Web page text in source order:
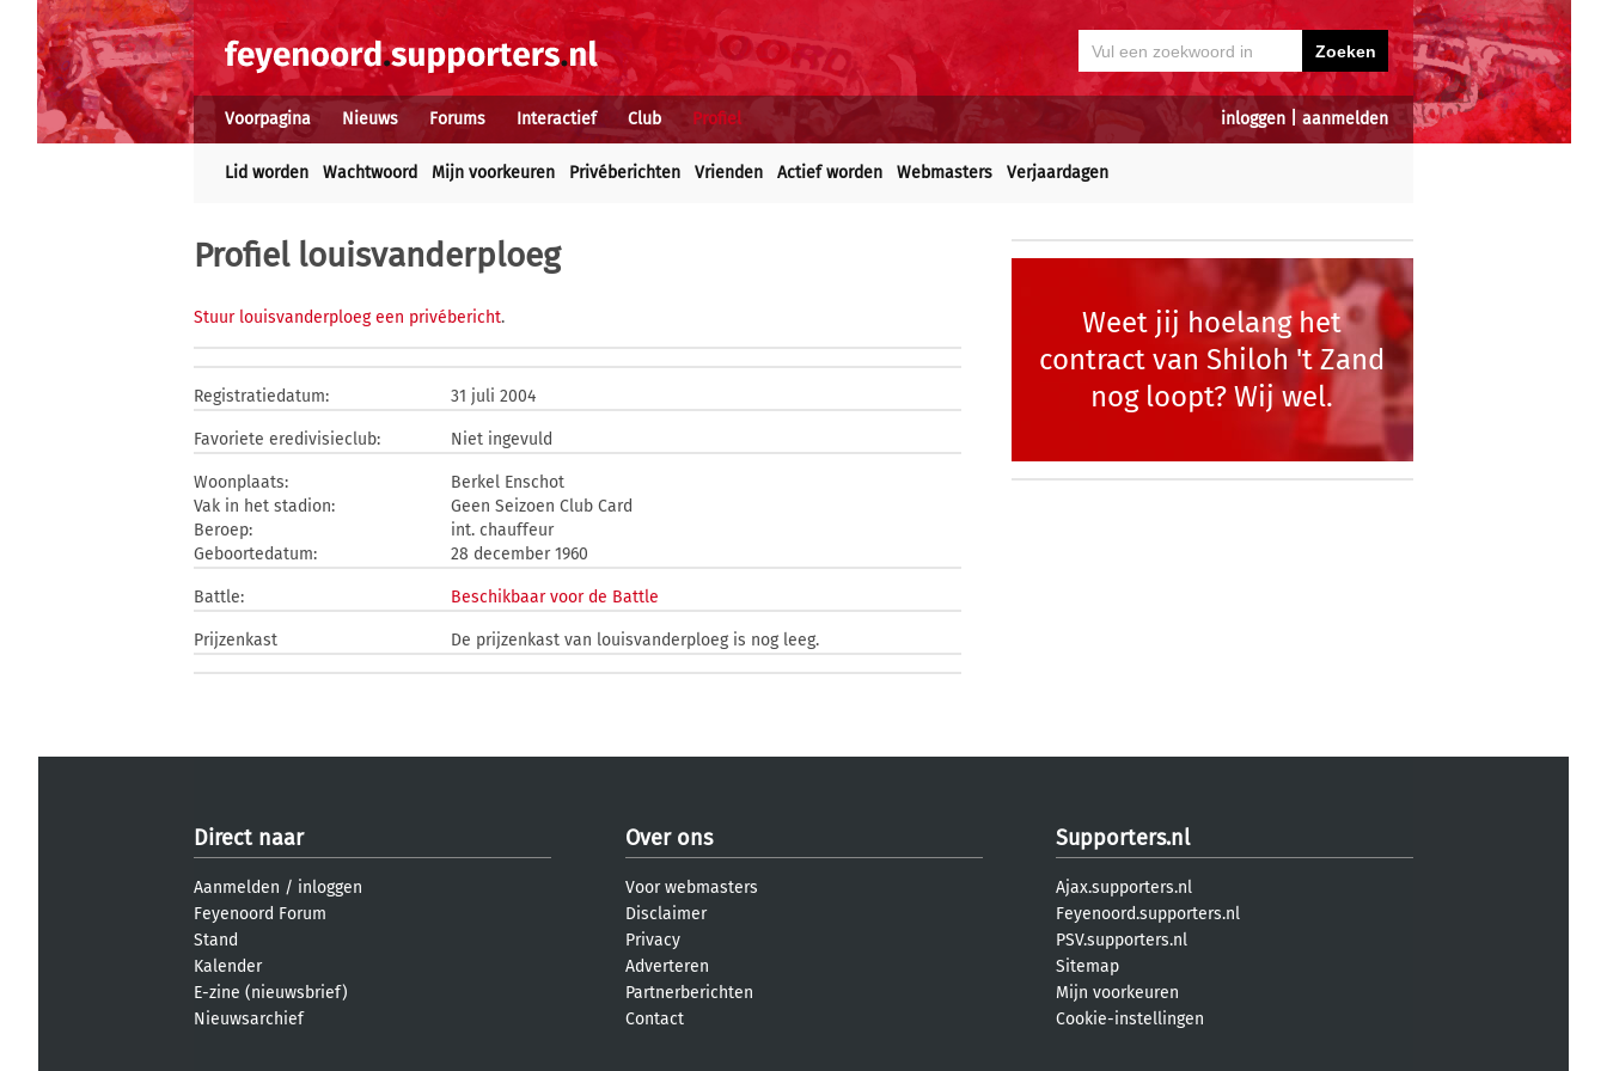
inloggen aanmelden
Voorpagina Nieuws Forums Interactief Club Profiel
Lid worden Wachtwoord Mijn voorkeuren Privéberichten Vrienden Actief worden Webmasters Verjaardagen
Profiel louisvanderploeg
Stuur louisvanderploeg een privébericht.
Registratiedatum: 31 juli 2004
Favoriete eredivisieclub: Niet ingevuld
Woonplaats:
Berkel Enschot
Vak in het stadion:
Geen Seizoen Club Card
Beroep:
int. chauffeur
Geboortedatum:
28 december 1960
Battle: Beschikbaar voor de Battle
Prijzenkast De prijzenkast van louisvanderploeg is nog leeg.
Weet jij hoelang het
contract van Shiloh 't Zand
nog loopt? Wij wel.
Direct naar
Aanmelden / inloggen
Feyenoord Forum
Stand
Kalender
E-zine (nieuwsbrief)
Nieuwsarchief
Over ons
Voor webmasters
Disclaimer
Privacy
Adverteren
Partnerberichten
Contact
Supporters.nl
Ajax.supporters.nl
Feyenoord.supporters.nl
PSV.supporters.nl
Sitemap
Mijn voorkeuren
Cookie-instellingen